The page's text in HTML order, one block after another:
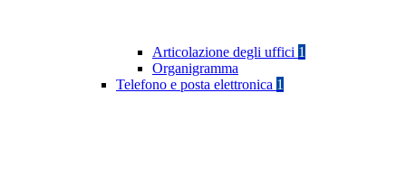
Articolazione degli uffici 1
Organigramma
Telefono e posta elettronica 1